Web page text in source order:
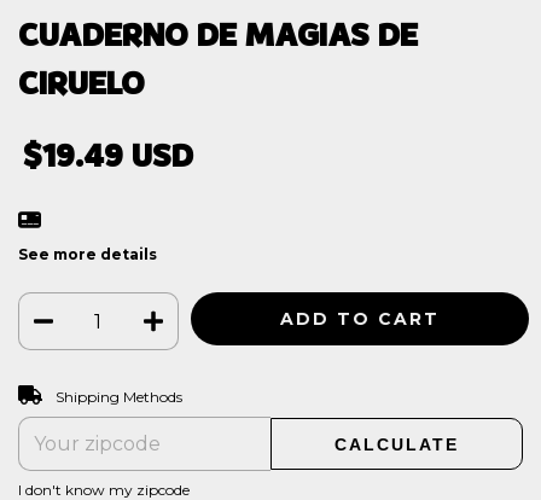
CUADERNO DE MAGIAS DE
CIRUELO
$19.49 USD
See more details
Shipping for zipcode:
Shipping Methods
CALCULATE
I don't know my zipcode